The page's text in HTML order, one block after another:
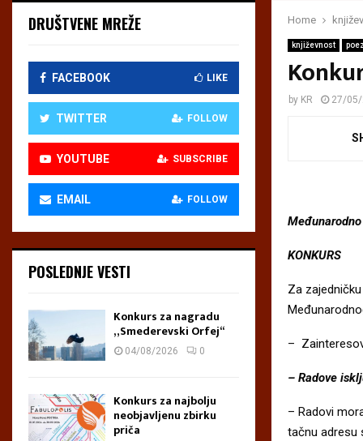
Home
književnost
by KR 27/
KONKURS
Za
–
– Radove
– Radovi
tačnu adresu
DRUŠTVENE MREŽE
FACEBOOK LIKE
TWITTER FOLLOW
YOUTUBE SUBSCRIBE
EMAIL FOLLOW
POSLEDNJE VESTI
Konkurs za nagradu
„Smederevski Orfej“
04/08/2026 0
Konkurs za najbolju
neobjavljenu zbirku
priča